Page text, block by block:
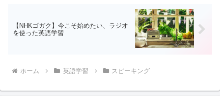
【NHKゴガク】今こそ始めたい、ラジオ
を使った英語学習
ホーム 英語学習 スピーキング